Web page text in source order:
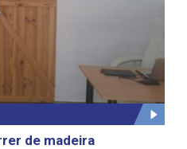
de madeira